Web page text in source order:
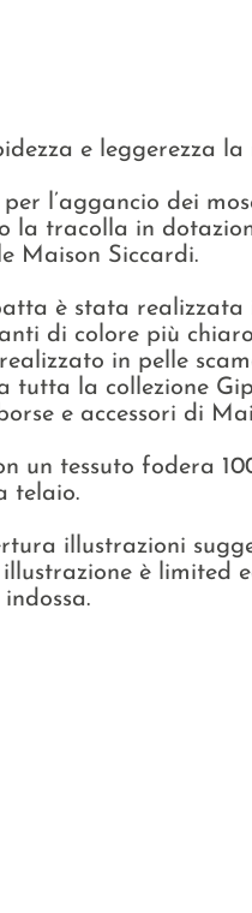
e leggerezza
l’aggancio dei
la tracolla in
Maison Siccardi.
è stata
di colore più
in pelle
tutta la collezione
e accessori di
un tessuto fodera
telaio.
illustrazioni
è limited